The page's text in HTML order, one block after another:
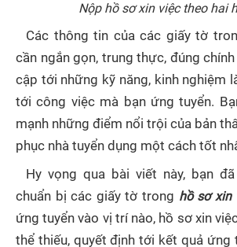
Nộp hồ sơ xin việc theo hai
Các thông tin của các giấy tờ
cần ngắn gọn, trung thực, đúng
cập tới những kỹ năng, kinh nghiệm
tới công việc mà bạn ứng tuyển.
mạnh những điểm nổi trội của bản
phục nhà tuyển dụng một cách tốt
Hy vọng qua bài viết này, bạn
chuẩn bị các giấy tờ trong hồ sơ xin
ứng tuyển vào vị trí nào, hồ sơ xin
thể thiếu, quyết định tới kết quả ứng